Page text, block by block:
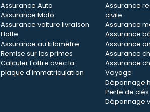
Assurance Auto
Assurance Moto
Assurance voiture livraison
Flotte
Assurance au kilomètre
Remise sur les primes
Calculer l'offre avec la
plaque d'immatriculation
Assurance
civile
Assurance
Assurance
Assurance
Assurance
Assurance
Voyage
Dépannage
Perte de clés
Dépannage